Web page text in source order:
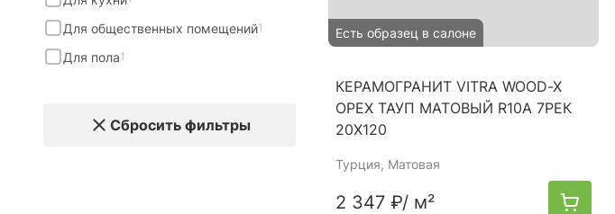
Для общественных помещений1
Для пола1
Сбросить фильтры
Есть образец в салоне
КЕРАМОГРАНИТ VITRA WOOD-X
ОРЕХ ТАУП МАТОВЫЙ R10A 7РЕК
20Х120
Турция, Матовая
2 347 ₽/ м²